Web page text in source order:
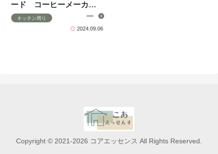
ード コーヒーメーカー
の口コミ・レビュー
キッチン周り
2024.09.06
Copyright © 2021-2026 コアエッセンス All Rights Reserved.